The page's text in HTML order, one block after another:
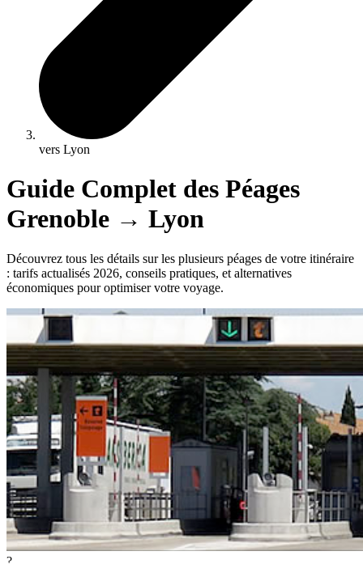
vers Lyon
Guide Complet des Péages
Grenoble → Lyon
Découvrez tous les détails sur les plusieurs péages de votre itinéraire
: tarifs actualisés 2026, conseils pratiques, et alternatives
économiques pour optimiser votre voyage.
?